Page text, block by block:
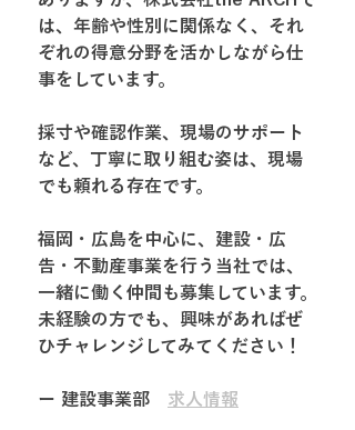
は、年齢や性別に関係なく、それ
ぞれの得意分野を活かしながら仕
事をしています。
採寸や確認作業、現場のサポート
など、丁寧に取り組む姿は、現場
でも頼れる存在です。
福岡・広島を中心に、建設・広
告・不動産事業を行う当社では、
一緒に働く仲間も募集しています。
未経験の方でも、興味があればぜ
ひチャレンジしてみてください！
ー 建設事業部 求人情報